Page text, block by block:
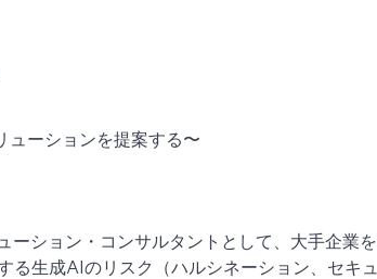
ューションを提案する〜
ション・コンサルタントとして、大手企業を
る生成AIのリスク（ハルシネーション、セキュ